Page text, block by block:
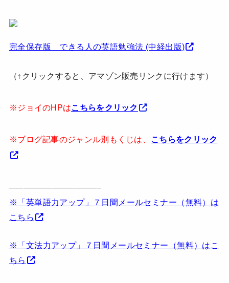
完全保存版 できる人の英語勉強法 (中経出版)
（↑クリックすると、アマゾン販売リンクに行けます）
※ジョイのHPはこちらをクリック
※ブログ記事のジャンル別もくじは、 こちらをクリック
————————————–
※「英単語力アップ」７日間メールセミナー（無料）は
こちら
※「文法力アップ」７日間メールセミナー（無料）はこ
ちら